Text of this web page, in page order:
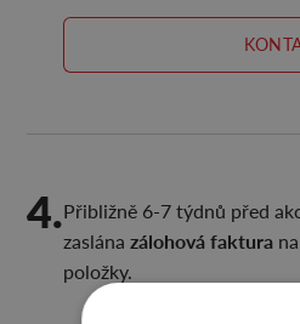
4.Přibližně 6-7 týdnů před
zaslánazálohová faktura
položky.